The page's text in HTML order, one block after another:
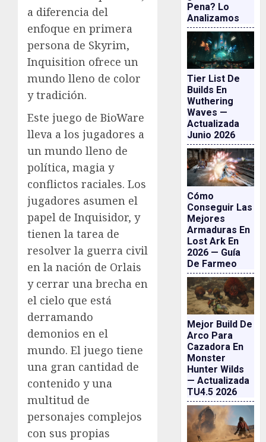
a diferencia del
enfoque en primera
persona de Skyrim,
Inquisition ofrece un
mundo lleno de color
y tradición.
Este juego de BioWare
lleva a los jugadores a
un mundo lleno de
política, magia y
conflictos raciales. Los
jugadores asumen el
papel de Inquisidor, y
tienen la tarea de
resolver la guerra civil
en la nación de Orlais
y cerrar una brecha en
el cielo que está
derramando
demonios en el
mundo. El juego tiene
una gran cantidad de
contenido y una
multitud de
personajes complejos
con sus propias
Pena? Lo
Analizamos
Tier List De
Builds En
Wuthering
Waves —
Actualizada
Junio 2026
Cómo
Conseguir Las
Mejores
Armaduras En
Lost Ark En
2026 — Guía
De Farmeo
Mejor Build De
Arco Para
Cazadora En
Monster
Hunter Wilds
— Actualizada
TU4.5 2026